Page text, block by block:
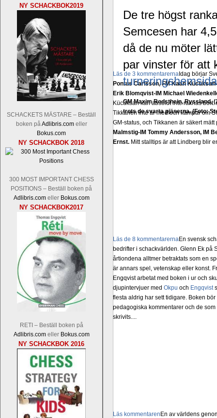
NY SCHACKBOK2019
SCHACKETS MÄSTARE – Beställ
boken påAdlibris.comeller
Bokus.com
NY SCHACKBOK 2018
300 MOST IMPORTANT CHESS
POSITIONS – Beställ boken på
Adlibris.comeller Bokus.com
NY SCHACKBOK2017
RETI – Beställ boken på
Adlibris.comeller Bokus.com
NY SCHACKBOK 2016
Läs de 3 kommentarerna Idag börjar
Pontus Carlsson, FM Kaan
Erik Blomqvist-IM Michael
Kücüksan kan absolut inte räknas
Tikkanen inte är med och kämpar om
GM-status, och Tikkanen är säkert
Malmstig-IM Tommy Andersson, IM
Ernst. Mitt stalltips är att Lindberg blir
Läs de 8 kommentarernaEn svensk
bedrifter i schackvärlden. Glenn Ek på
årtiondena alltmer betraktats som en
är annars spel, vetenskap eller konst.
Engqvist arbetat med boken i ur och
djupintervjuer med Okpu och Engqvist
flesta aldrig har sett tidigare. Boken
pedagogiska kommentarer och de
skrivits....
Läs kommentaren En av världens
De tre högst
Semcesen har
då de nu möter
par vinster för att
GM Maxim Rodsthein, Ryssland,
trots de svarta pjäserna. (Foto: